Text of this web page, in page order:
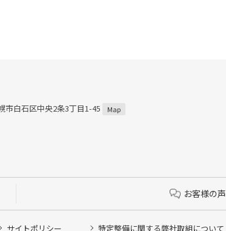
白石区中央2条3丁目1-45 Map
お客様の声
サイトポリシー 特定整備に関する弊社取組について